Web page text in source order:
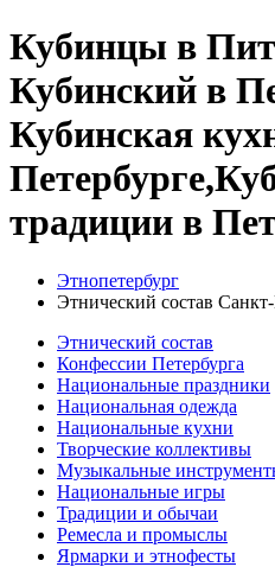
Кубинцы в
Кубинский в
Кубинская
традиции в
Этнопетербург
Этнический состав
Этнический состав
Конфессии Петербурга
Национальные праздники
Национальная одежда
Национальные кухни
Творческие коллективы
Музыкальные
Национальные игры
Традиции и обычаи
Ремесла и промыслы
Ярмарки и этнофесты